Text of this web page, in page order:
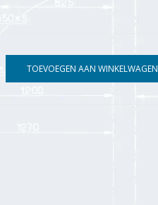
TOEVOEGEN AAN WINKELWAGEN